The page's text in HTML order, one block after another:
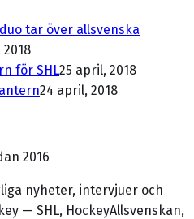
tar över allsvenska
för SHL25 april, 2018
24 april, 2018
2016
nyheter, intervjuer och
— SHL, HockeyAllsvenskan,